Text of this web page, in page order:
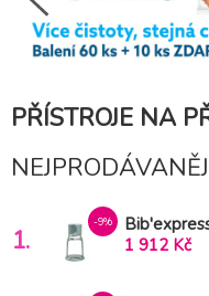
PŘÍSTROJE NA
1.
-9%
1 912 Kč